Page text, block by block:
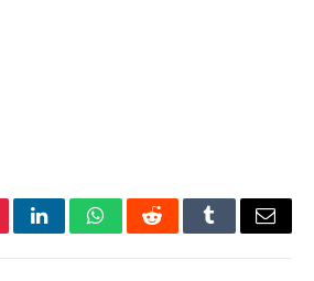
LinkedInWhatsAppRedditTumblrEmail